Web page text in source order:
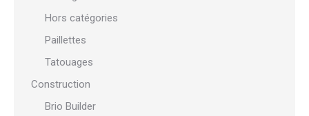
Hors catégories
Paillettes
Tatouages
Construction
Brio Builder